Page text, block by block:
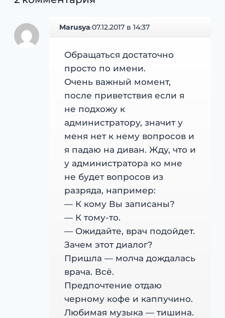
Marusya:07.12.2017 в 14:37
Обращаться достаточно
просто по имени.
Очень важный момент,
после приветствия если я
не подхожу к
администратору, значит у
меня нет к нему вопросов и
я падаю на диван. Жду, что и
у администратора ко мне
не будет вопросов из
разряда, например:
— К кому Вы записаны?
— К тому-то.
— Ожидайте, врач подойдет.
Зачем этот диалог?
Пришла — молча дождалась
врача. Всё.
Предпочтение отдаю
черному кофе и каппучино.
Любимая музыка — тишина.